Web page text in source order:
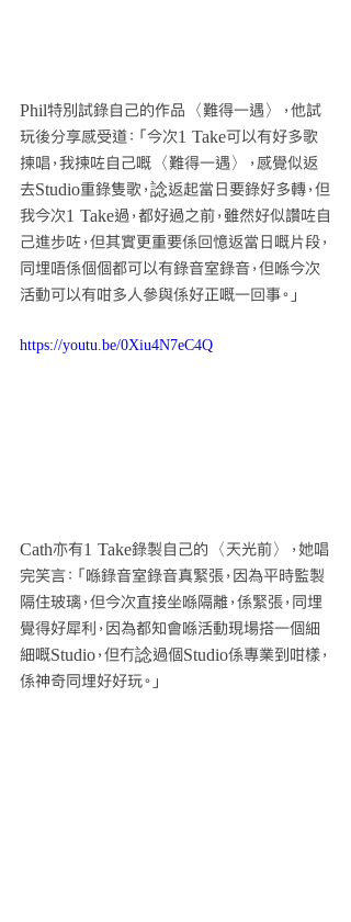
Phil特別試錄自己的作品〈難得一遇〉，他試
玩後分享感受道：「今次1 Take可以有好多歌
揀唱，我揀咗自己嘅〈難得一遇〉，感覺似返
去Studio重錄隻歌，諗返起當日要錄好多轉，但
我今次1 Take過，都好過之前，雖然好似讚咗自
己進步咗，但其實更重要係回憶返當日嘅片段，
同埋唔係個個都可以有錄音室錄音，但喺今次
活動可以有咁多人參與係好正嘅一回事。」
https://youtu.be/0Xiu4N7eC4Q
Cath亦有1 Take錄製自己的〈天光前〉，她唱
完笑言：「喺錄音室錄音真緊張，因為平時監製
隔住玻璃，但今次直接坐喺隔離，係緊張，同埋
覺得好犀利，因為都知會喺活動現場搭一個細
細嘅Studio，但冇諗過個Studio係專業到咁樣，
係神奇同埋好好玩。」